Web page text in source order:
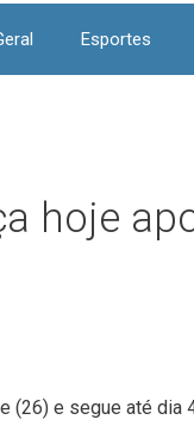
Esportes
hoje
(26) e segue até